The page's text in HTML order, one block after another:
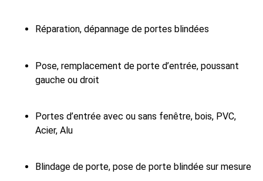
Réparation, dépannage de portes blindées
Pose, remplacement de porte d’entrée, poussant
gauche ou droit
Portes d’entrée avec ou sans fenêtre, bois, PVC,
Acier, Alu
Blindage de porte, pose de porte blindée sur mesure